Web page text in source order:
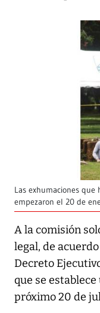
Las exhumaciones que
empezaron el 20 de
A la comisión
legal, de
Decreto
que se
próximo 20 de